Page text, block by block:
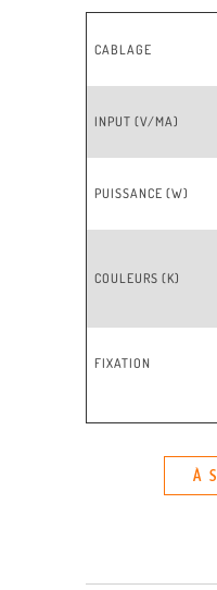
CABLAGE
INPUT (V/MA)
PUISSANCE (W)
COULEURS (K)
FIXATION
À